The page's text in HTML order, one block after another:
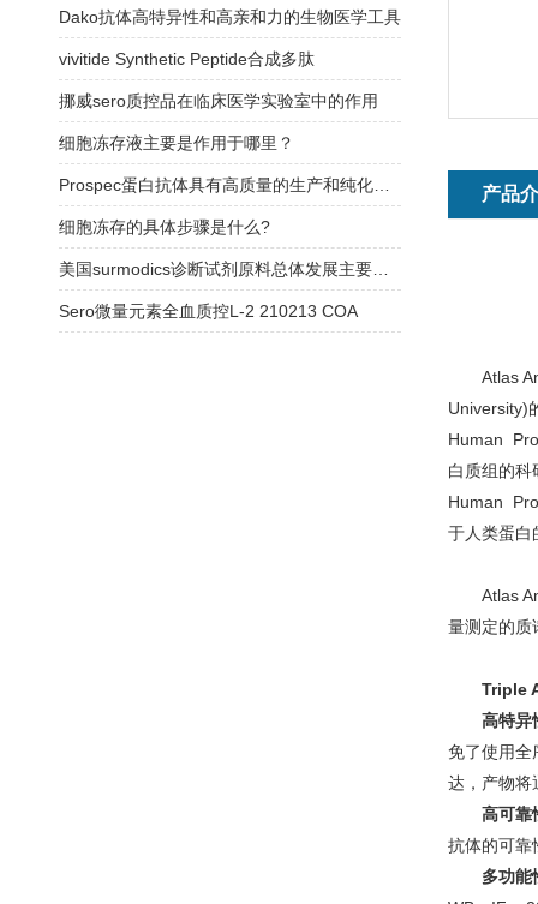
产品
Atlas
University)
Human
白质组的
Human
于人类蛋白
Atlas
量测定的质
Triple
高特异
免了使用全
达，产物将
高可靠
抗体的可靠
多功能
Dako抗体高特异性和高亲和力的生物医学工具
vivitide Synthetic Peptide合成多肽
挪威sero质控品在临床医学实验室中的作用
细胞冻存液主要是作用于哪里？
细胞冻存的具体步骤是什么?
Sero微量元素全血质控L-2 210213 COA